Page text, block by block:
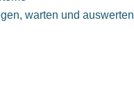
warten und auswerten